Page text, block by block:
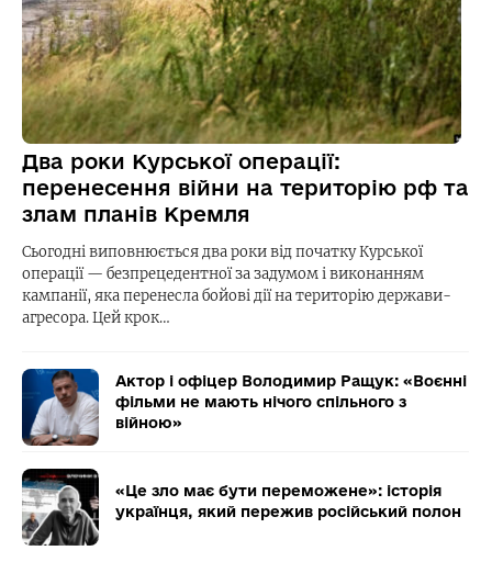
Два роки Курської операції:
перенесення війни на територію рф та
злам планів Кремля
Сьогодні виповнюється два роки від початку Курської
операції — безпрецедентної за задумом і виконанням
кампанії, яка перенесла бойові дії на територію держави-
агресора. Цей крок…
Актор і офіцер Володимир Ращук: «Воєнні
фільми не мають нічого спільного з
війною»
«Це зло має бути переможене»: історія
українця, який пережив російський полон